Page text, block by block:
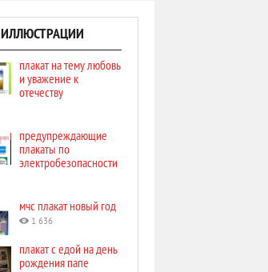
ИЛЛЮСТРАЦИИ
плакат на тему любовь
и уважение к
отечеству
предупреждающие
плакаты по
электробезопасности
мчс плакат новый год
1 636
плакат с едой на день
рождения папе